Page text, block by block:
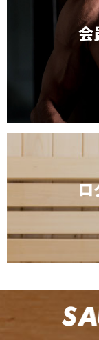
会
ロ